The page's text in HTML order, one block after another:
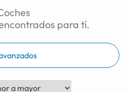
para tí.